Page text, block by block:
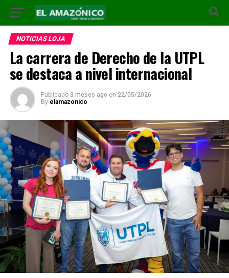
NOTICIAS LOJA
La carrera de Derecho de la UTPL
se destaca a nivel internacional
Publicado 3 meses ago on 22/05/2026
By elamazonico